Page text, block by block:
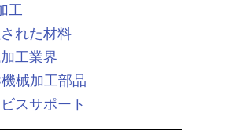
工
れた材料
工業界
械加工部品
スサポート